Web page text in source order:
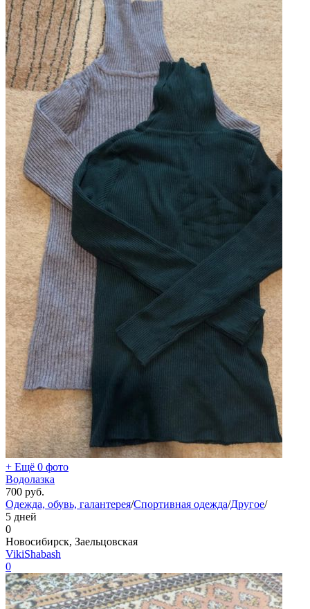
+ Ещё 0 фото
Водолазка
700 руб.
Одежда, обувь, галантерея/Спортивная одежда/Другое/
5 дней
0
Новосибирск, Заельцовская
VikiShabash
0